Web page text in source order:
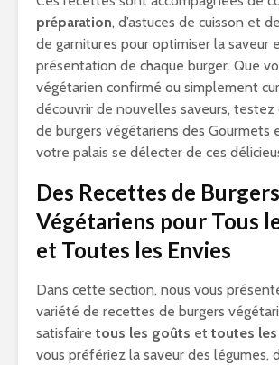
préparation, d’astuces de cuisson et
de garnitures pour optimiser la saveur
présentation de chaque burger. Que
végétarien confirmé ou simplement
découvrir de nouvelles saveurs, testez
de burgers végétariens des Gourmets
votre palais se délecter de ces
Des Recettes de Burgers
Végétariens pour Tous
et Toutes les Envies
Dans cette section, nous vous
variété de recettes de burgers
satisfaire tous les goûts et toutes les
vous préfériez la saveur des légumes,